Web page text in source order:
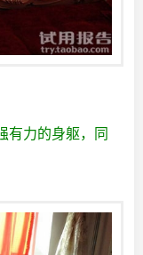
有力的身躯，同